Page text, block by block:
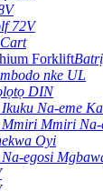
72V
nke UL
DIN
Na-eme
Mmiri
Oyi
egosi